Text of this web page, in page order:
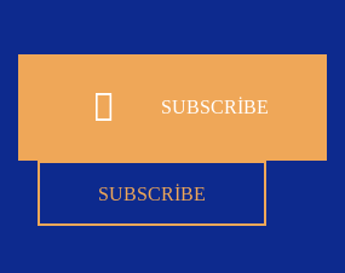
SUBSCRIBE
SUBSCRIBE